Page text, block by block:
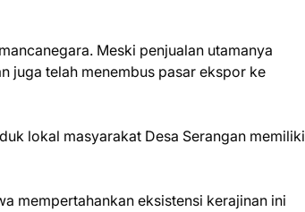
Meski penjualan utamanya
juga telah menembus pasar ekspor ke
lokal masyarakat Desa Serangan memiliki
mempertahankan eksistensi kerajinan ini